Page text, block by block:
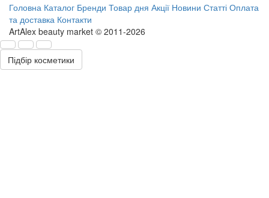
Головна Каталог Бренди Товар дня Акції Новини Статті Оплата
та доставка Контакти
ArtAlex beauty market © 2011-2026
Підбір косметики